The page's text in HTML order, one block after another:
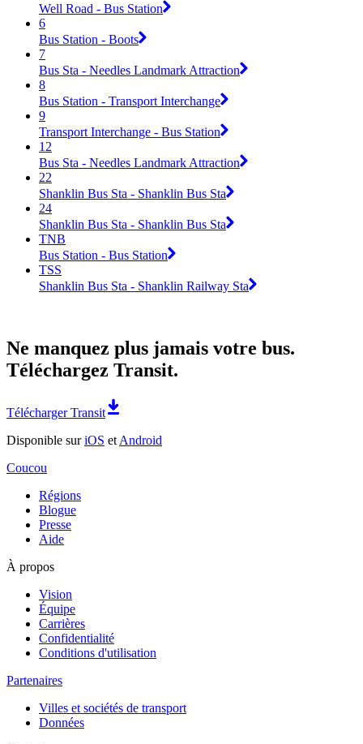
Well Road - Bus Station
6
Bus Station - Boots
7
Bus Sta - Needles Landmark Attraction
8
Bus Station - Transport Interchange
9
Transport Interchange - Bus Station
12
Bus Sta - Needles Landmark Attraction
22
Shanklin Bus Sta - Shanklin Bus Sta
24
Shanklin Bus Sta - Shanklin Bus Sta
TNB
Bus Station - Bus Station
TSS
Shanklin Bus Sta - Shanklin Railway Sta
Ne manquez plus jamais votre bus.
Téléchargez Transit.
Télécharger Transit
Disponible suriOS et Android
Coucou
Régions
Blogue
Presse
Aide
À propos
Vision
Équipe
Carrières
Confidentialité
Conditions d'utilisation
Partenaires
Villes et sociétés de transport
Données